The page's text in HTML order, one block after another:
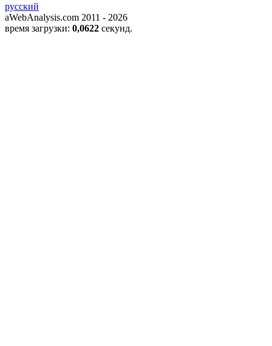
русский
aWebAnalysis.com 2011 - 2026
время загрузки: 0,0622 секунд.